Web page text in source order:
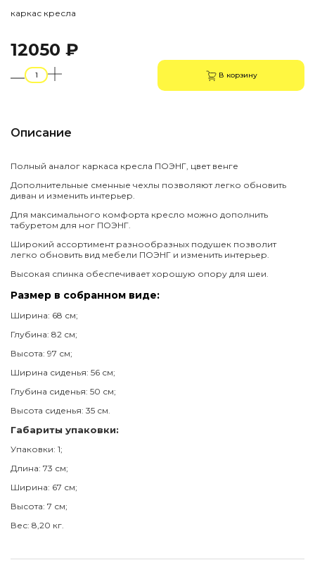
каркас кресла
12050 ₽
В корзину
Описание
Полный аналог каркаса кресла ПОЭНГ, цвет венге
Дополнительные сменные чехлы позволяют легко обновить
диван и изменить интерьер.
Для максимального комфорта кресло можно дополнить
табуретом для ног ПОЭНГ.
Широкий ассортимент разнообразных подушек позволит
легко обновить вид мебели ПОЭНГ и изменить интерьер.
Высокая спинка обеспечивает хорошую опору для шеи.
Размер в собранном виде:
Ширина: 68 см;
Глубина: 82 см;
Высота: 97 см;
Ширина сиденья: 56 см;
Глубина сиденья: 50 см;
Высота сиденья: 35 см.
Габариты упаковки:
Упаковки: 1;
Длина: 73 см;
Ширина: 67 см;
Высота: 7 см;
Вес: 8,20 кг.